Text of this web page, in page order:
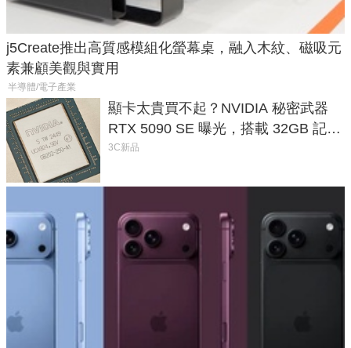
j5Create推出高質感模組化螢幕桌，融入木紋、磁吸元
素兼顧美觀與實用
半導體/電子產業
顯卡太貴買不起？NVIDIA 秘密武器
RTX 5090 SE 曝光，搭載 32GB 記憶
體
3C新品